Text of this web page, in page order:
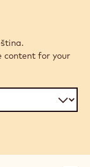
content for your